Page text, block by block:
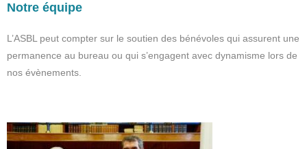
Notre équipe
L’ASBL peut compter sur le soutien des bénévoles qui assurent une
permanence au bureau ou qui s’engagent avec dynamisme lors de
nos évènements.